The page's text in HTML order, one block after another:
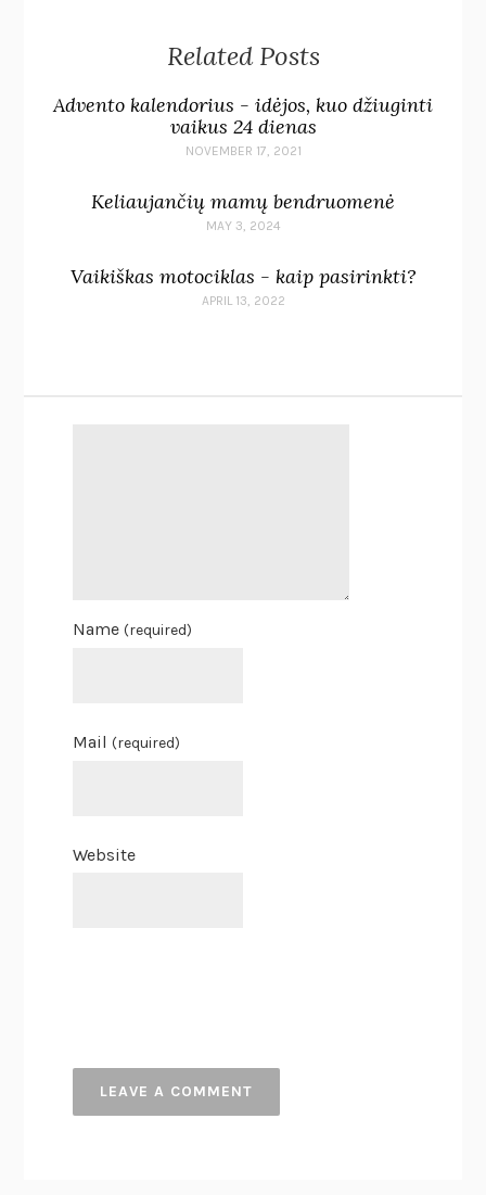
Related Posts
Advento kalendorius - idėjos, kuo džiuginti
vaikus 24 dienas
NOVEMBER 17, 2021
Keliaujančių mamų bendruomenė
MAY 3, 2024
Vaikiškas motociklas - kaip pasirinkti?
APRIL 13, 2022
Name(required)
Mail(required)
Website